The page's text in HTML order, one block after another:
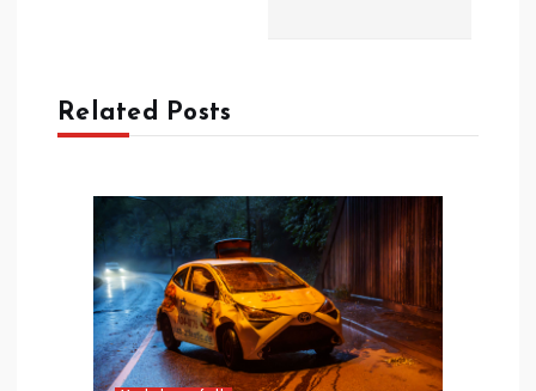
a
g
Related Posts